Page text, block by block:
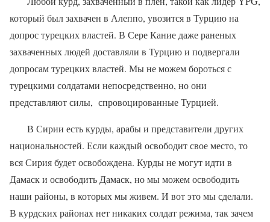
который был захвачен в Алеппо, увозится в Турцию на
допрос турецких властей. В Сере Кание даже раненых
захваченных людей доставляли в Турцию и подвергали
допросам турецких властей. Мы не можем бороться с
турецкими солдатами непосредственно, но они
представляют силы, спровоцированные Турцией.
В Сирии есть курды, арабы и представители других
национальностей. Если каждый освободит свое место, то
вся Сирия будет освобождена. Курды не могут идти в
Дамаск и освободить Дамаск, но мы можем освободить
наши районы, в которых мы живем. И вот это мы сделали.
В курдских районах нет никаких солдат режима, так зачем